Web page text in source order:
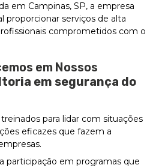
em Campinas, SP, a empresa
proporcionar serviços de alta
comprometidos com o
em Nossos
em segurança do
para lidar com situações
eficazes que fazem a
participação em programas que